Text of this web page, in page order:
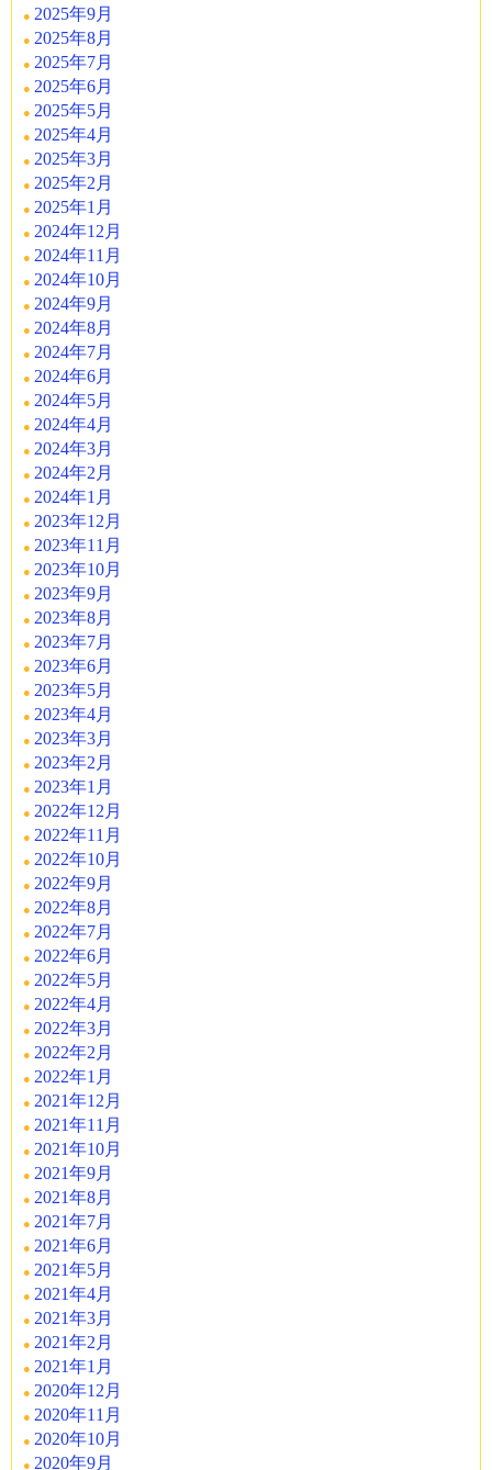
2025年9月
2025年8月
2025年7月
2025年6月
2025年5月
2025年4月
2025年3月
2025年2月
2025年1月
2024年12月
2024年11月
2024年10月
2024年9月
2024年8月
2024年7月
2024年6月
2024年5月
2024年4月
2024年3月
2024年2月
2024年1月
2023年12月
2023年11月
2023年10月
2023年9月
2023年8月
2023年7月
2023年6月
2023年5月
2023年4月
2023年3月
2023年2月
2023年1月
2022年12月
2022年11月
2022年10月
2022年9月
2022年8月
2022年7月
2022年6月
2022年5月
2022年4月
2022年3月
2022年2月
2022年1月
2021年12月
2021年11月
2021年10月
2021年9月
2021年8月
2021年7月
2021年6月
2021年5月
2021年4月
2021年3月
2021年2月
2021年1月
2020年12月
2020年11月
2020年10月
2020年9月